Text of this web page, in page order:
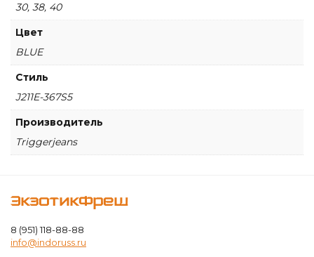
30, 38, 40
Цвет
BLUE
Стиль
J211E-367S5
Производитель
Triggerjeans
ЭкзотикФреш
8 (951) 118-88-88
info@indoruss.ru